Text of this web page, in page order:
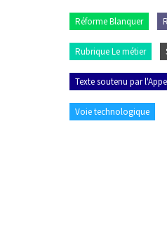
Réforme Blanquer
Rubrique Le métier
Texte soutenu par
Voie technologique